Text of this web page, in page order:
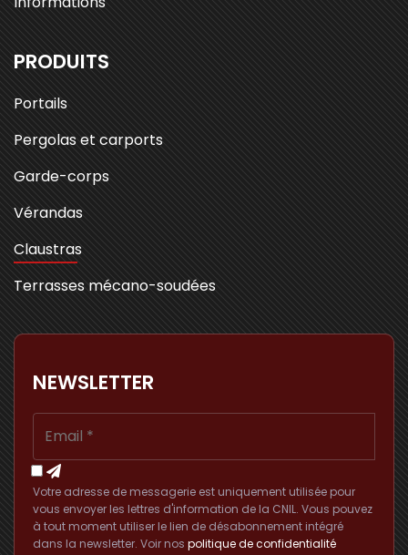
PRODUITS
Portails
Pergolas et carports
Garde-corps
Vérandas
Claustras
Terrasses mécano-soudées
NEWSLETTER
Votre adresse de messagerie est uniquement utilisée pour
vous envoyer les lettres d'information de la CNIL. Vous pouvez
à tout moment utiliser le lien de désabonnement intégré
dans la newsletter. Voir nos politique de confidentialité